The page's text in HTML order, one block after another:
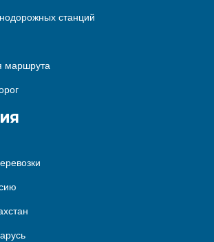
станций
маршрута